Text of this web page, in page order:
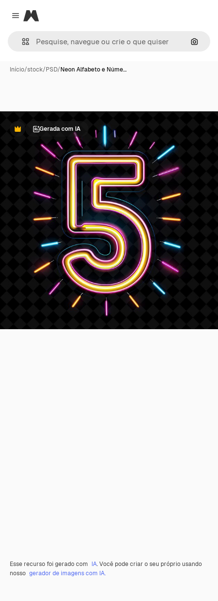
Close menu
Magnific
Início/stock/PSD/Neon Alfabeto e Núme…
PremiumGerada com IA
Esse recurso foi gerado com IA. Você pode criar o seu próprio usando
nosso gerador de imagens com IA.